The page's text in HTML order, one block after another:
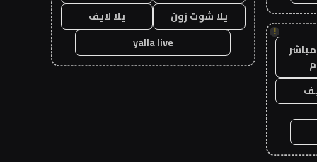
!
يلا شوت زون
يلا لايف
yalla live